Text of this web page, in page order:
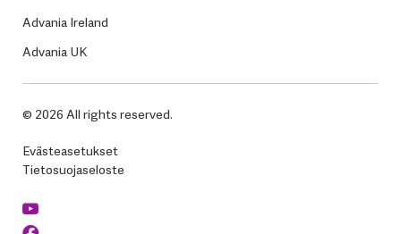
Advania Ireland
Advania UK
© 2026 All rights reserved.
Evästeasetukset
Tietosuojaseloste